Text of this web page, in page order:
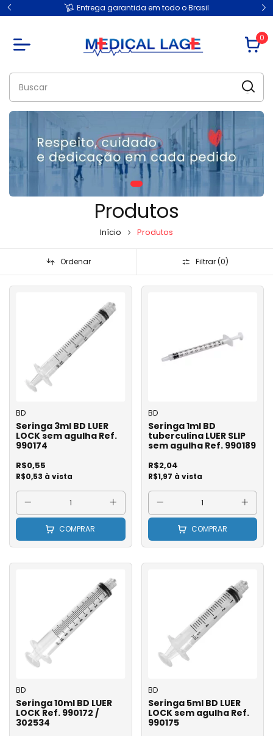
Entrega garantida em todo o Brasil
0
Produtos
Início Produtos
Ordenar Filtrar (0)
BD
Seringa 3ml BD LUER
LOCK sem agulha Ref.
990174
R$0,53 à vista
R$0,55
COMPRAR
BD
Seringa 1ml BD
tuberculina LUER SLIP
sem agulha Ref. 990189
R$1,97 à vista
R$2,04
COMPRAR
BD
Seringa 10ml BD LUER
LOCK Ref. 990172 /
302534
BD
Seringa 5ml BD LUER
LOCK sem agulha Ref.
990175